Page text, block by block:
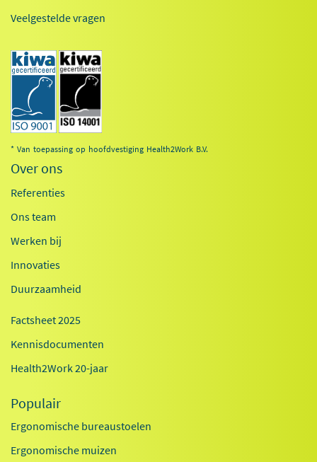
Veelgestelde vragen
* Van toepassing op hoofdvestiging Health2Work B.V.
Over ons
Referenties
Ons team
Werken bij
Innovaties
Duurzaamheid
Factsheet 2025
Kennisdocumenten
Health2Work 20-jaar
Populair
Ergonomische bureaustoelen
Ergonomische muizen